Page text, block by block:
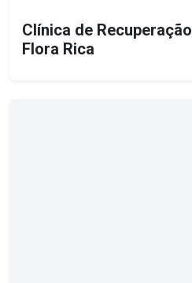
Clínica de
Flora Rica